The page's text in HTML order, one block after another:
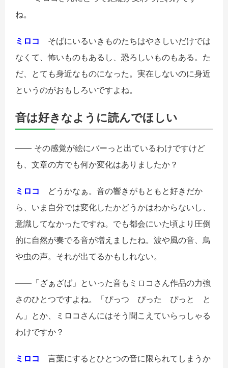
ね。
ミロコ そばにいるいきものたちはやさしいだけでは
なくて、怖いものもあるし、恐ろしいものもある。た
だ、とても身近なものになった。実在しないのに身近
というのがおもしろいですよね。
音は好きなように読んでほしい
―― その感覚が絵にバーっと出ているわけですけど
も、文章の方でも何か変化はありましたか？
ミロコ どうかなぁ。音の響きがもともと好きだか
ら、いま自分では変化したかどうかはわからないし、
意識してなかったですね。でも都会にいた頃より圧倒
的に自然が奏でる音が増えましたね。波や風の音、鳥
や虫の声。それが出てるかもしれない。
――「ざぁざば」といった音もミロコさん作品の力強
さのひとつですよね。「ぴっつ ぴった ぴっと と
ん」とか、ミロコさんにはそう聞こえていらっしゃる
わけですか？
ミロコ 言葉にするとひとつの音に限られてしまうか